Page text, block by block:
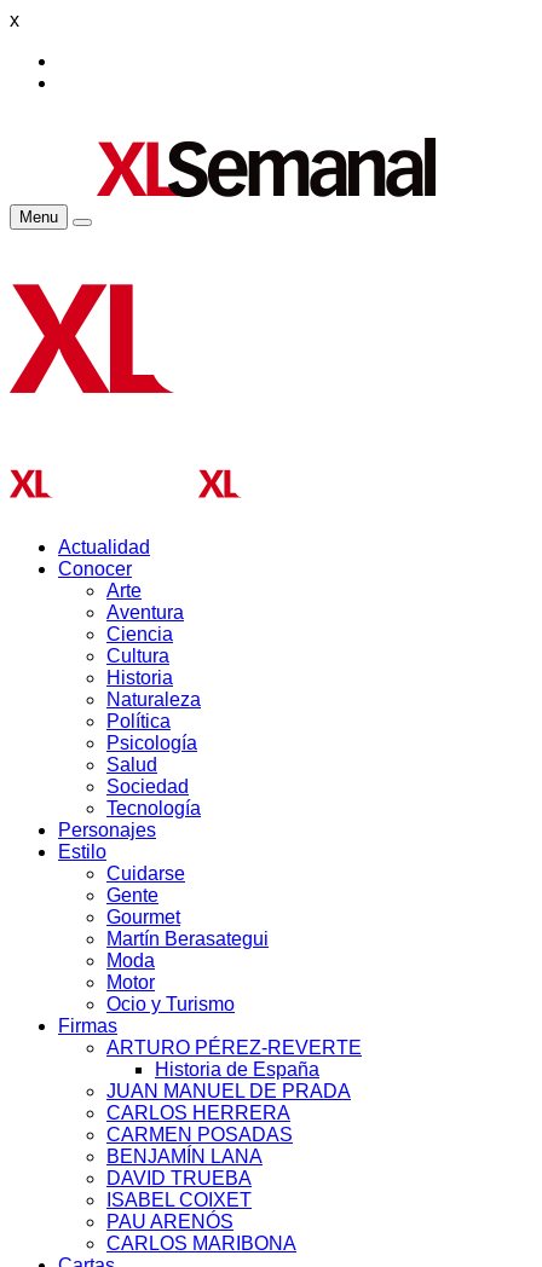
x
Menu
Actualidad
Conocer
Arte
Aventura
Ciencia
Cultura
Historia
Naturaleza
Política
Psicología
Salud
Sociedad
Tecnología
Personajes
Estilo
Cuidarse
Gente
Gourmet
Martín Berasategui
Moda
Motor
Ocio y Turismo
Firmas
ARTURO PÉREZ-REVERTE
Historia de España
JUAN MANUEL DE PRADA
CARLOS HERRERA
CARMEN POSADAS
BENJAMÍN LANA
DAVID TRUEBA
ISABEL COIXET
PAU ARENÓS
CARLOS MARIBONA